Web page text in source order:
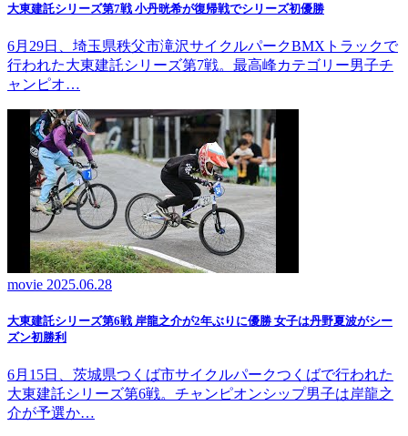
大東建託シリーズ第7戦 ⼩丹晄希が復帰戦でシリーズ初優勝
6月29日、埼玉県秩父市滝沢サイクルパークBMXトラックで
行われた大東建託シリーズ第7戦。最高峰カテゴリー男子チ
ャンピオ…
movie 2025.06.28
大東建託シリーズ第6戦 岸龍之介が2年ぶりに優勝 女子は丹野夏波がシー
ズン初勝利
6月15日、茨城県つくば市サイクルパークつくばで行われた
大東建託シリーズ第6戦。チャンピオンシップ男子は岸龍之
介が予選か…